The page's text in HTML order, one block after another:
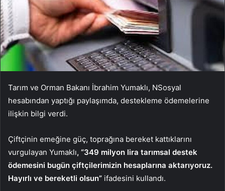
Tarım ve Orman Bakanı İbrahim Yumaklı, NSosyal
hesabından yaptığı paylaşımda, destekleme ödemelerine
ilişkin bilgi verdi.
Çiftçinin emeğine güç, toprağına bereket kattıklarını
vurgulayan Yumaklı, “349 milyon lira tarımsal destek
ödemesini bugün çiftçilerimizin hesaplarına aktarıyoruz.
Hayırlı ve bereketli olsun” ifadesini kullandı.